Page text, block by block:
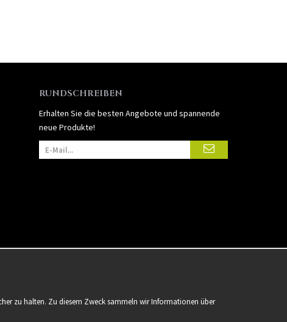
RUNDSCHREIBEN
Erhalten Sie die besten Angebote und spannende
neue Produkte!
zu halten. Zu diesem Zweck sammeln wir Informationen über